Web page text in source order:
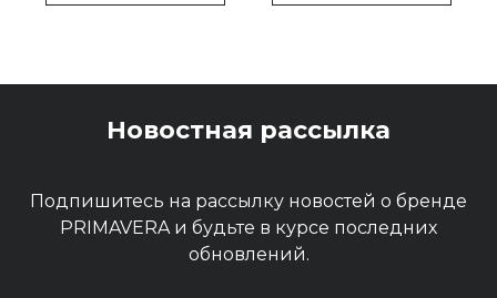
Новостная рассылка
Подпишитесь на рассылку новостей о бренде
PRIMAVERA и будьте в курсе последних
обновлений.